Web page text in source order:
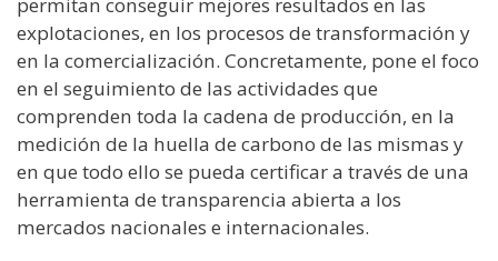
explotaciones, en los procesos de transformación y
en la comercialización. Concretamente, pone el foco
en el seguimiento de las actividades que
comprenden toda la cadena de producción, en la
medición de la huella de carbono de las mismas y
en que todo ello se pueda certificar a través de una
herramienta de transparencia abierta a los
mercados nacionales e internacionales.